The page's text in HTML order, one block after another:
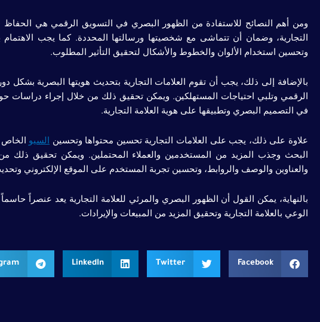
ومن أهم النصائح للاستفادة من الظهور البصري في التسويق الرقمي هي الحفاظ
التجارية، وضمان أن تتماشى مع شخصيتها ورسالتها المحددة. كما يجب
وتحسين استخدام الألوان والخطوط والأشكال لتحقيق التأثير المطلوب.
بالإضافة إلى ذلك، يجب أن تقوم العلامات التجارية بتحديث هويتها البصرية
الرقمي وتلبي احتياجات المستهلكين. ويمكن تحقيق ذلك من خلال إجراء دراسات
في التصميم البصري وتطبيقها على هوية العلامة التجارية.
علاوة على ذلك، يجب على العلامات التجارية تحسين محتواها وتحسين السيو الخاص
البحث وجذب المزيد من المستخدمين والعملاء المحتملين. ويمكن تحقيق ذلك
والعناوين والوصف والروابط، وتحسين تجربة المستخدم على الموقع الإلكتروني
بالنهاية، يمكن القول أن الظهور البصري والمرئي للعلامة التجارية يعد عنصراً
الوعي بالعلامة التجارية وتحقيق المزيد من المبيعات والإيرادات.
Facebook
Twitter
LinkedIn